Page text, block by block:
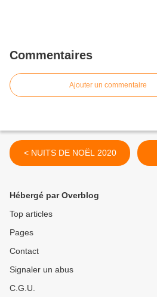
Commentaires
Ajouter un commentaire
< NUITS DE NOËL 2020
Hébergé par Overblog
Top articles
Pages
Contact
Signaler un abus
C.G.U.